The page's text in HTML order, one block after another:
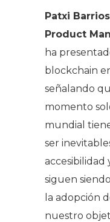
Patxi
Product
ha
blockchain
señalando
momento
mundial
ser
accesibilidad
siguen
la adopción
nuestro